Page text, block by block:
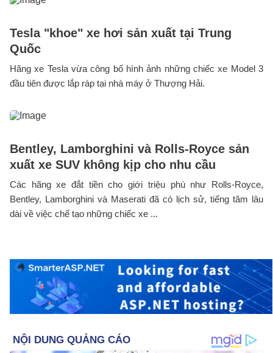
Tesla "khoe" xe hơi sản xuất tại Trung
Quốc
Hãng xe Tesla vừa công bố hình ảnh những chiếc xe Model 3
đầu tiên được lắp ráp tại nhà máy ở Thượng Hải.
Bentley, Lamborghini và Rolls-Royce sản
xuất xe SUV không kịp cho nhu cầu
Các hãng xe đắt tiền cho giới triệu phú như Rolls-Royce,
Bentley, Lamborghini và Maserati đã có lịch sử, tiếng tăm lâu
dài về việc chế tạo những chiếc xe ...